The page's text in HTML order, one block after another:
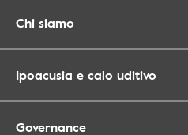
Chi siamo
Ipoacusia e calo uditivo
Governance